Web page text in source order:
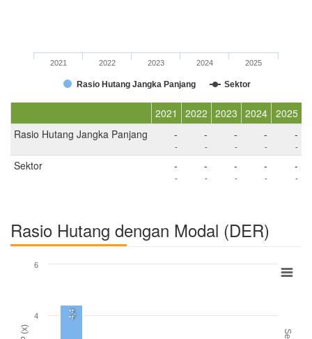
Rasio Hutang Jangka Panjang Sektor
2021 2022 2023 2024 2025
2021 2022 2023 2024 2025
Rasio Hutang Jangka Panjang
-
-
-
-
-
-
-
-
-
-
Sektor -
-
-
-
-
-
-
-
-
-
Rasio Hutang dengan Modal (DER)
4,4
4
6